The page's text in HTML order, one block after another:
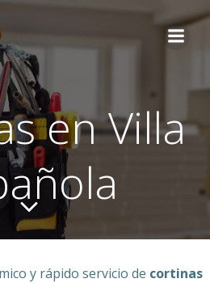
contenido
en Villa
y rápido servicio de cortinas